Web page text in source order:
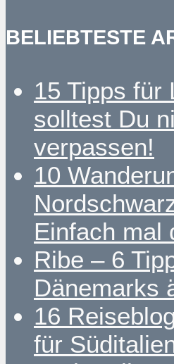
BELIEBTESTE
15 Tipps für
solltest Du
verpassen!
10
Einfach mal
Ribe – 6
Dänemarks
16
für